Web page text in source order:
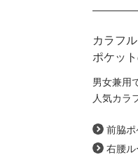
カラフ
ポケッ
男女兼用
人気カラ
前脇
右腰